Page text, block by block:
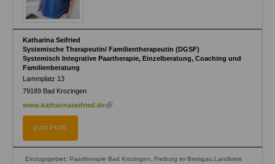
Katharina Seifried
Systemische Therapeutin/ Familientherapeutin (DGSF)
Systemisch Integrative Paartherapie, Einzelberatung, Coaching und
Familienberatung
Lammplatz 13
79189 Bad Krozingen
www.katharinaseifried.de (link
zum Profil
Einzugsgebiet: Paartherapie Bad Krozingen, Freiburg im Breisgau,Landkreis